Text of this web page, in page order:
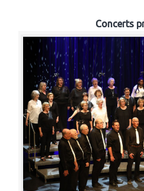
Concerts